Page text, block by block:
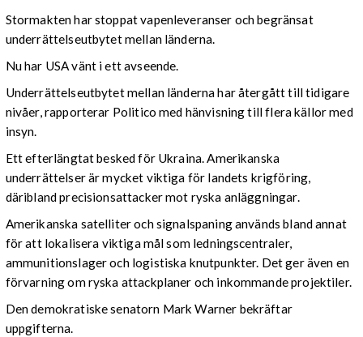
Stormakten har stoppat vapenleveranser och begränsat
underrättelseutbytet mellan länderna.
Nu har USA vänt i ett avseende.
Underrättelseutbytet mellan länderna har återgått till tidigare
nivåer, rapporterar Politico med hänvisning till flera källor med
insyn.
Ett efterlängtat besked för Ukraina. Amerikanska
underrättelser är mycket viktiga för landets krigföring,
däribland precisionsattacker mot ryska anläggningar.
Amerikanska satelliter och signalspaning används bland annat
för att lokalisera viktiga mål som ledningscentraler,
ammunitionslager och logistiska knutpunkter. Det ger även en
förvarning om ryska attackplaner och inkommande projektiler.
Den demokratiske senatorn Mark Warner bekräftar
uppgifterna.